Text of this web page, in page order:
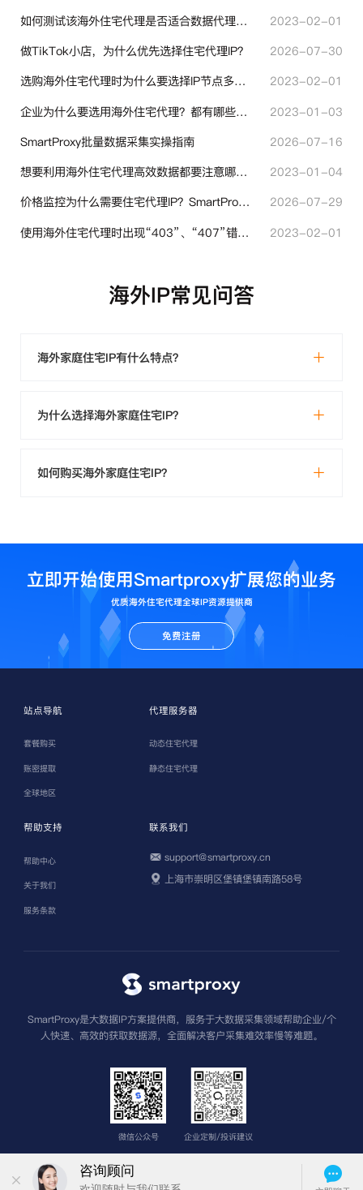
如何测试该海外住宅代理是否适合数据代理使用？
2023-02-01
做TikTok小店，为什么优先选择住宅代理IP？
2026-07-30
选购海外住宅代理时为什么要选择IP节点多的？有什么区别？
2023-02-01
企业为什么要选用海外住宅代理？都有哪些帮助？
2023-01-03
SmartProxy批量数据采集实操指南
2026-07-16
想要利用海外住宅代理高效数据都要注意哪些地方？
2023-01-04
价格监控为什么需要住宅代理IP？SmartProxy助力跨境商家实现全球竞品数据采集
2026-07-29
使用海外住宅代理时出现“403”、“407”错误代码时代表什么？
2023-02-01
海外IP常见问答
海外家庭住宅IP有什么特点？
为什么选择海外家庭住宅IP？
如何购买海外家庭住宅IP？
立即开始使用Smartproxy扩展您的业务
优质海外住宅代理全球IP资源提供商
免费注册
站点导航
套餐购买
账密提取
全球地区
代理服务器
动态住宅代理
静态住宅代理
帮助支持
帮助中心
关于我们
服务条款
联系我们
support@smartproxy.cn
上海市崇明区堡镇堡镇南路58号
SmartProxy是大数据IP方案提供商，服务于大数据采集领域帮助企业/个
人快速、高效的获取数据源，全面解决客户采集难效率慢等难题。
微信公众号 企业定制/投诉建议
版权所有 上海圣钧信息科技有限公司
苏公网安
备32011502013601号